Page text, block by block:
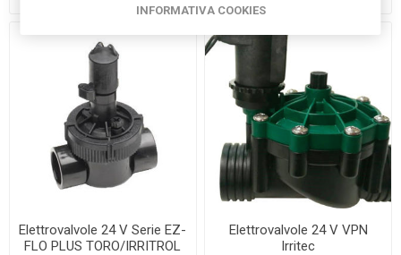
Elettrovalvole 24 V Serie EZ-
FLO PLUS TORO/IRRITROL
Elettrovalvole 24 V VPN
Irritec
INFORMATIVA COOKIES